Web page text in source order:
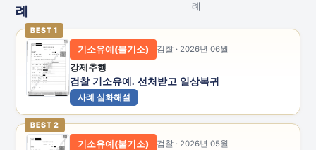
례
례
BEST 1
기소유예(불기소) 검찰 · 2026년 06월
강제추행
검찰 기소유예. 선처받고 일상복귀
사례 심화해설
BEST 2
기소유예(불기소) 검찰 · 2026년 05월